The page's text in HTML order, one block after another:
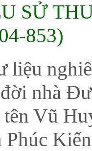
SỬ
853)
nhà
Vũ